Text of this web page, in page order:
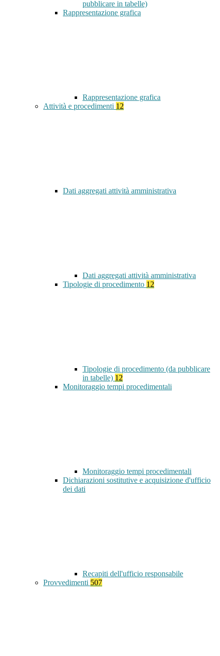
pubblicare in tabelle)
Rappresentazione grafica
Rappresentazione grafica
Attività e procedimenti 12
Dati aggregati attività amministrativa
Dati aggregati attività amministrativa
Tipologie di procedimento 12
Tipologie di procedimento (da pubblicare
in tabelle) 12
Monitoraggio tempi procedimentali
Monitoraggio tempi procedimentali
Dichiarazioni sostitutive e acquisizione d'ufficio
dei dati
Recapiti dell'ufficio responsabile
Provvedimenti 507